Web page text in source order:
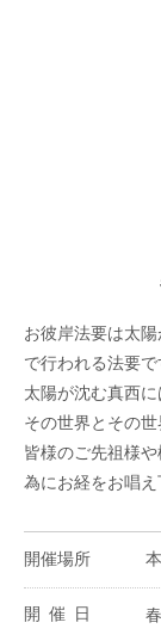
お彼岸法要は太
で行われる法要で
太陽が沈む真西
その世界とその
皆様のご先祖様
為にお経をお唱え
開催場所
開催日